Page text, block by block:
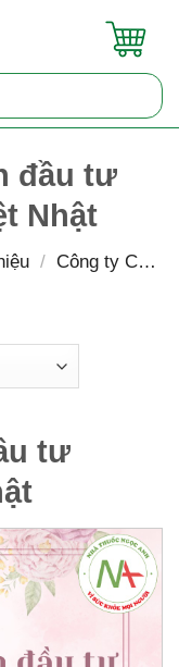
đầu tư
Nhật
/ Công ty Cổ
tư